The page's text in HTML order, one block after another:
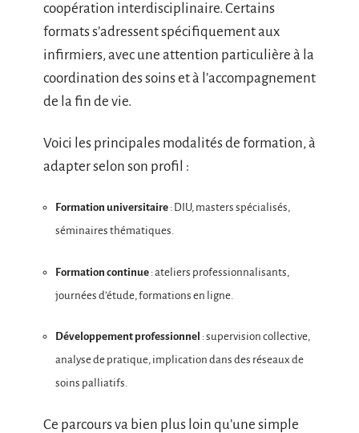
coopération interdisciplinaire. Certains
formats s’adressent spécifiquement aux
infirmiers, avec une attention particulière à la
coordination des soins et à l’accompagnement
de la fin de vie.
Voici les principales modalités de formation, à
adapter selon son profil :
Formation universitaire : DIU, masters spécialisés,
séminaires thématiques.
Formation continue : ateliers professionnalisants,
journées d’étude, formations en ligne.
Développement professionnel : supervision collective,
analyse de pratique, implication dans des réseaux de
soins palliatifs.
Ce parcours va bien plus loin qu’une simple